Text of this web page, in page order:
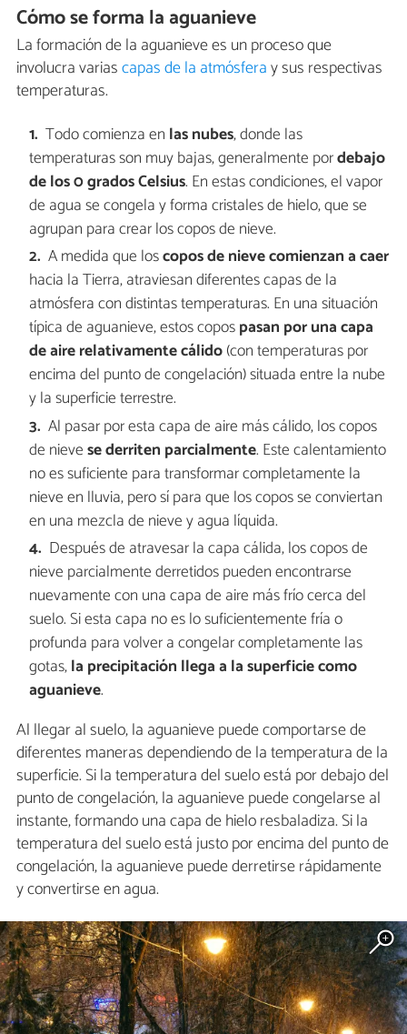
Cómo se forma la aguanieve
La formación de la aguanieve es un proceso que
involucra variascapas de la atmósferay sus respectivas
temperaturas.
Todo comienza en las nubes, donde las
temperaturas son muy bajas, generalmente pordebajo
de los 0 grados Celsius. En estas condiciones, el vapor
de agua se congela y forma cristales de hielo, que se
agrupan para crear los copos de nieve.
A medida que loscopos de nieve comienzan a caer
hacia la Tierra, atraviesan diferentes capas de la
atmósfera con distintas temperaturas. En una situación
típica de aguanieve, estos copospasan por una capa
de aire relativamente cálido(con temperaturas por
encima del punto de congelación) situada entre la nube
y la superficie terrestre.
Al pasar por esta capa de aire más cálido, los copos
de nievese derriten parcialmente. Este calentamiento
no es suficiente para transformar completamente la
nieve en lluvia, pero sí para que los copos se conviertan
en una mezcla de nieve y agua líquida.
Después de atravesar la capa cálida, los copos de
nieve parcialmente derretidos pueden encontrarse
nuevamente con una capa de aire más frío cerca del
suelo. Si esta capa no es lo suficientemente fría o
profunda para volver a congelar completamente las
gotas,la precipitación llega a la superficie como
aguanieve.
Al llegar al suelo, la aguanieve puede comportarse de
diferentes maneras dependiendo de la temperatura de la
superficie. Si la temperatura del suelo está por debajo del
punto de congelación, la aguanieve puede congelarse al
instante, formando una capa de hielo resbaladiza. Si la
temperatura del suelo está justo por encima del punto de
congelación, la aguanieve puede derretirse rápidamente
y convertirse en agua.